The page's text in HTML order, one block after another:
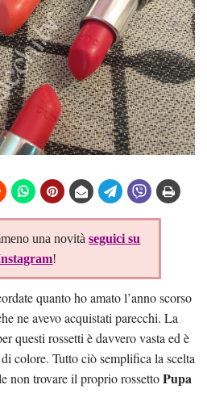
una novitàseguici su
!
quanto ho amato l’anno scorso
ne avevo acquistati parecchi. La
questi rossetti è davvero vasta ed è
colore. Tutto ciò semplifica la scelta
non trovare il proprio rossettoPupa